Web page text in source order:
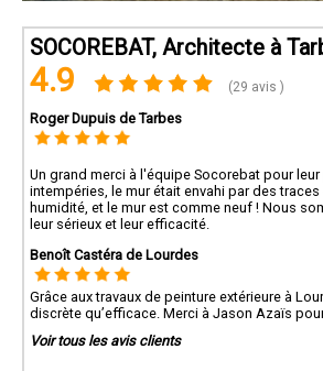
SOCOREBAT, Architecte à
4.9 (29 avis )
Roger Dupuis de Tarbes
Un grand merci à l'équipe Socorebat pour
intempéries, le mur était envahi par des
humidité, et le mur est comme neuf ! Nous
leur sérieux et leur efficacité.
Benoît Castéra de Lourdes
Grâce aux travaux de peinture extérieure à
discrète qu’efficace. Merci à Jason Azaïs
Voir tous les avis clients